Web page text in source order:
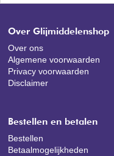
Over Glijmiddelenshop
Over ons
Algemene voorwaarden
Privacy voorwaarden
Disclaimer
Bestellen en betalen
Bestellen
Betaalmogelijkheden